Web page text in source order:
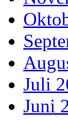
Juli
Juni